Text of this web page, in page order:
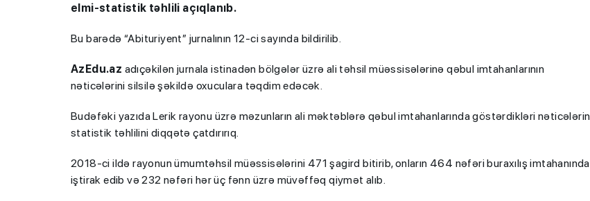
elmi-statistik təhlili açıqlanıb.
Bu barədə “Abituriyent” jurnalının 12-ci sayında bildirilib.
AzEdu.az adıçəkilən jurnala istinadən bölgələr üzrə ali təhsil müəssisələrinə qəbul imtahanlarının
nəticələrini silsilə şəkildə oxuculara təqdim edəcək.
Budəfəki yazıda Lerik rayonu üzrə məzunların ali məktəblərə qəbul imtahanlarında göstərdikləri nəticələrin
statistik təhlilini diqqətə çatdırırıq.
2018-ci ildə rayonun ümumtəhsil müəssisələrini 471 şagird bitirib, onların 464 nəfəri buraxılış imtahanında
iştirak edib və 232 nəfəri hər üç fənn üzrə müvəffəq qiymət alıb.